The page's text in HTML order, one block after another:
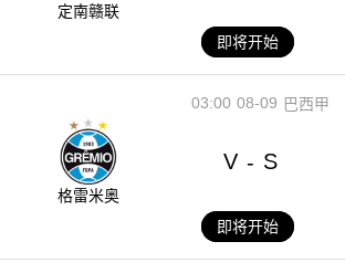
定南赣联
即将开始
08-09
03:00 巴西甲
格雷米奥
V - S
即将开始